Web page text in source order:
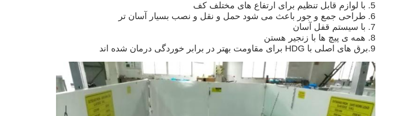
5. با لوازم قابل تنظیم برای ارتفاع های مختلف کف
6. طراحی جمع و جور باعث می شود حمل و نقل و نصب بسیار آسان تر
7. با سیستم قفل آسان
8. همه ی پیچ ها با زنجیر هستن
9.برق های اصلی با HDG برای مقاومت بهتر در برابر خوردگی درمان شده اند